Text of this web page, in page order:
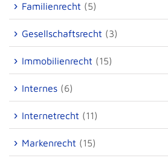
Familienrecht (5)
Gesellschaftsrecht (3)
Immobilienrecht (15)
Internes (6)
Internetrecht (11)
Markenrecht (15)